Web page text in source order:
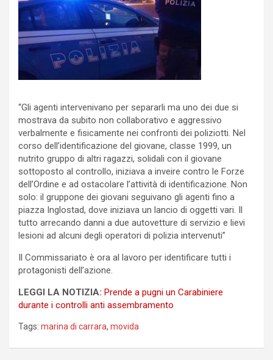
“Gli agenti intervenivano per separarli ma uno dei due si
mostrava da subito non collaborativo e aggressivo
verbalmente e fisicamente nei confronti dei poliziotti. Nel
corso dell’identificazione del giovane, classe 1999, un
nutrito gruppo di altri ragazzi, solidali con il giovane
sottoposto al controllo, iniziava a inveire contro le Forze
dell’Ordine e ad ostacolare l’attività di identificazione. Non
solo: il gruppone dei giovani seguivano gli agenti fino a
piazza Inglostad, dove iniziava un lancio di oggetti vari. Il
tutto arrecando danni a due autovetture di servizio e lievi
lesioni ad alcuni degli operatori di polizia intervenuti”
Il Commissariato è ora al lavoro per identificare tutti i
protagonisti dell’azione.
LEGGI LA NOTIZIA: Prende a pugni un Carabiniere
durante i controlli anti assembramento
Tags: marina di carrara, movida